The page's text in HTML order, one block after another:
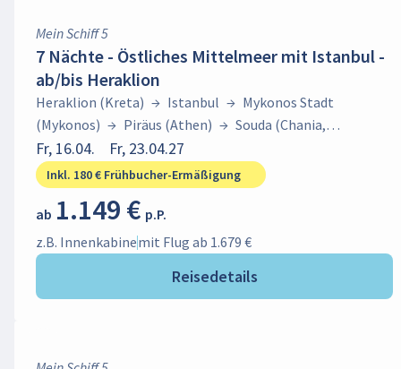
Mein Schiff 5
7 Nächte - Östliches Mittelmeer mit Istanbul -
ab/bis Heraklion
Heraklion (Kreta) → Istanbul → Mykonos Stadt
(Mykonos) → Piräus (Athen) → Souda (Chania,
Kreta) → Heraklion (Kreta)
Fr, 16.04. Fr, 23.04.27
Inkl. 180 € Frühbucher-Ermäßigung
ab 1.149 € p.P.
z.B. Innenkabinemit Flug ab 1.679 €
Reisedetails